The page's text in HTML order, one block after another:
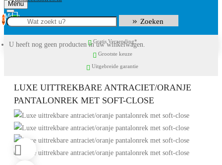
Menu
0
U heeft nog geen producten in uw winkelwagen.
Zoeken
Gratis Verzending*
Grootste keuze
Uitgebreide garantie
LUXE UITTREKBARE ANTRACIET/ORANJE
PANTALONREK MET SOFT-CLOSE